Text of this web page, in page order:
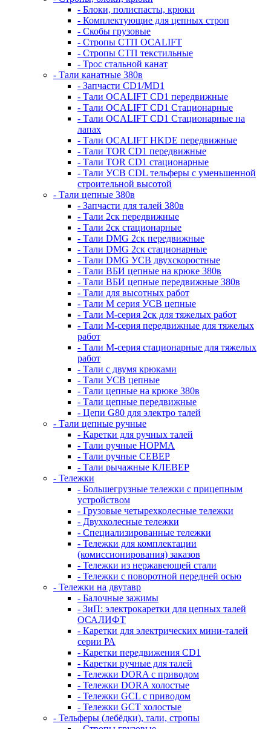
- Блоки, полиспасты, крюки
- Комплектующие для цепных строп
- Скобы грузовые
- Стропы СТП OCALIFT
- Стропы СТП текстильные
- Трос стальной канат
- Тали канатные 380в
- Запчасти CD1/MD1
- Тали OCALIFT CD1 передвижные
- Тали OCALIFT CD1 Стационарные
- Тали OCALIFT CD1 Стационарные на
лапах
- Тали OCALIFT HKDE передвижные
- Тали TOR CD1 передвижные
- Тали TOR CD1 стационарные
- Тали УСВ CDL тельферы с уменьшенной
строительной высотой
- Тали цепные 380в
- Запчасти для талей 380в
- Тали 2ск передвижные
- Тали 2ск стационарные
- Тали DMG 2ск передвижные
- Тали DMG 2ск стационарные
- Тали DMG УСВ двухскоростные
- Тали ВБИ цепные на крюке 380в
- Тали ВБИ цепные передвижные 380в
- Тали для высотных работ
- Тали М серия УСВ цепные
- Тали М-серия 2ск для тяжелых работ
- Тали М-серия передвижные для тяжелых
работ
- Тали М-серия стационарные для тяжелых
работ
- Тали с двумя крюками
- Тали УСВ цепные
- Тали цепные на крюке 380в
- Тали цепные передвижные
- Цепи G80 для электро талей
- Тали цепные ручные
- Каретки для ручных талей
- Тали ручные НОРМА
- Тали ручные СЕВЕР
- Тали рычажные КЛЕВЕР
- Тележки
- Большегрузные тележки с прицепным
устройством
- Грузовые четырехколесные тележки
- Двухколесные тележки
- Специализированные тележки
- Тележки для комплектации
(комиссионирования) заказов
- Тележки из нержавеющей стали
- Тележки с поворотной передней осью
- Тележки на двутавр
- Балочные зажимы
- ЗиП: электрокаретки для цепных талей
ОСАЛИФТ
- Каретки для электрических мини-талей
серии РА
- Каретки передвижения CD1
- Каретки ручные для талей
- Тележки DORA с приводом
- Тележки DORA холостые
- Тележки GCL с приводом
- Тележки GCT холостые
- Тельферы (лебёдки), тали, стропы